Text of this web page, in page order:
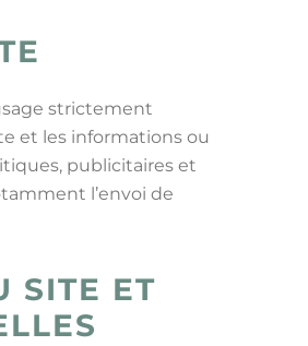
strictement
et les informations ou
publicitaires et
l’envoi de
SITE ET